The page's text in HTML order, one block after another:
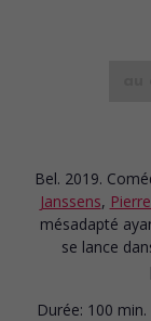
Bel. 2019.
Janssens,
mésadapté
se lance
Durée: 100 min.